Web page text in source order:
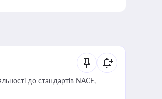
до стандартів NACE,